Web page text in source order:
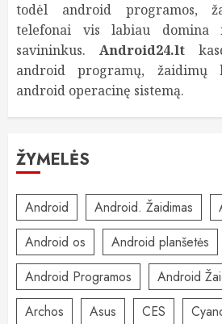
todėl android programos,
telefonai vis labiau domina
savininkus. Android24.lt
android programų, žaidimų
android operacinę sistemą.
ŽYMELĖS
Android Android. Žaidimas
Android os
Android planšetės
Android Programos
Android
Archos
Asus CES